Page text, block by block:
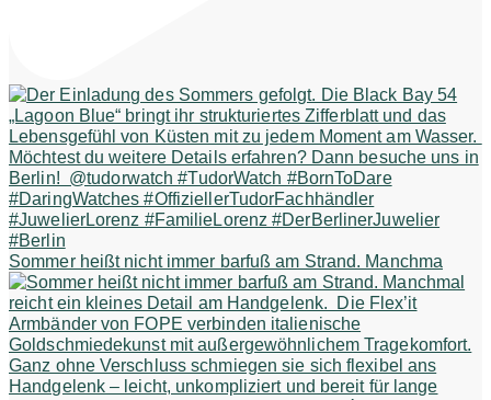
Sommer heißt nicht immer barfuß am Strand. Manchma